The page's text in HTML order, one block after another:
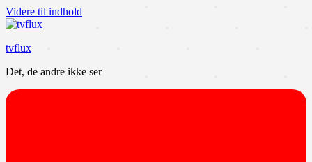
Videre til indhold
tvflux
Det, de andre ikke ser